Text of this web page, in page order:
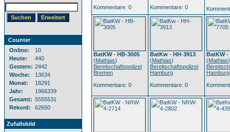
Counter
Online:
10
Heute:
440
Gestern: 2442
Woche:
13634
Monat:
18291
Jahr:
1966339
Gesamt: 5555531
Rekord:
62650
Zufallsbild
Kommentare: 0
Kommentare: 0
BatKW - HB-3005
(Mathias)
Bereitschaftspolizei
Bremen
Kommentare: 0
BatKw - HH-3913
(Mathias)
Bereitschaftspolizei
Hamburg
Kommentare: 0
BatKW -
(Mathias)
Hamburg